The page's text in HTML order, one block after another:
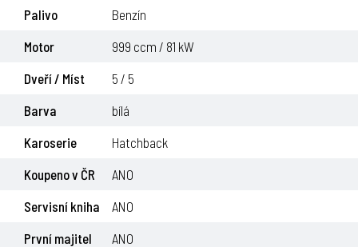
ODESLAT REZERVACI VOZU
Palivo
Benzín
Motor
999 ccm / 81 kW
Dveří / Míst
5 / 5
Barva
bílá
Karoserie
Hatchback
Koupeno v ČR
ANO
Servisní kniha
ANO
První majitel
ANO